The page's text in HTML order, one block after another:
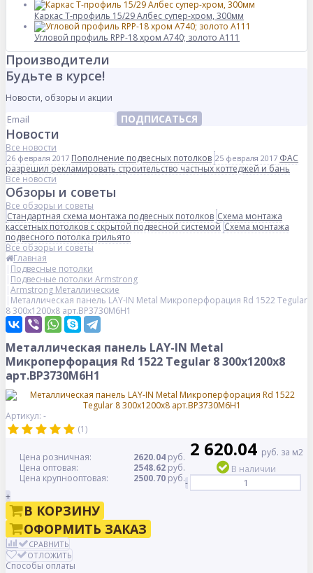
Каркас Т-профиль 15/29 Албес супер-хром, 300мм
Угловой профиль RPP-18 хром А740; золото А111
Производители
Будьте в курсе!
Новости, обзоры и акции
ПОДПИСАТЬСЯ
Новости
Все новости
26 февраля 2017 Пополнение подвесных потолков 25 февраля 2017 ФАС
разрешил рекламировать строительство частных коттеджей и бань
Все новости
Обзоры и советы
Все обзоры и советы
Стандартная схема монтажа подвесных потолков Схема монтажа
кассетных потолков с скрытой подвесной системой Схема монтажа
подвесного потолка грильято
Все обзоры и советы
Главная
Подвесные потолки
Подвесные потолки Armstrong
Armstrong Металлические
Металлическая панель LAY-IN Metal Микроперфорация Rd 1522 Tegular
8 300x1200x8 арт.BP3730M6H1
Металлическая панель LAY-IN Metal
Микроперфорация Rd 1522 Tegular 8 300x1200x8
арт.BP3730M6H1
Артикул: -
(1)
Цена розничная: 2620.04 руб.
Цена оптовая:
2548.62 руб.
Цена крупнооптовая:
2500.70 руб.
2 620.04 руб. за м2
В наличии
-
+
В КОРЗИНУ
ОФОРМИТЬ ЗАКАЗ
СРАВНИТЬ
ОТЛОЖИТЬ
Способы оплаты